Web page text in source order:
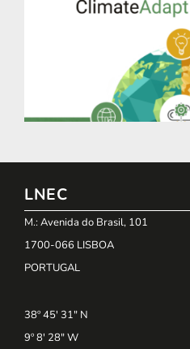
LNEC
M.: Avenida do Brasil, 101
1700-066 LISBOA
PORTUGAL
38º 45' 31" N
9º 8' 28" W